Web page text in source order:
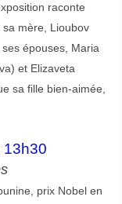
raconte
mère, Lioubov
épouses, Maria
et Elizaveta
sa fille bien-aimée,
13h30
prix Nobel en